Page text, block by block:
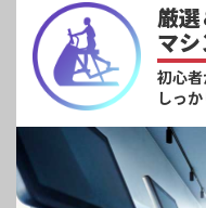
厳
マ
初心者
しっ